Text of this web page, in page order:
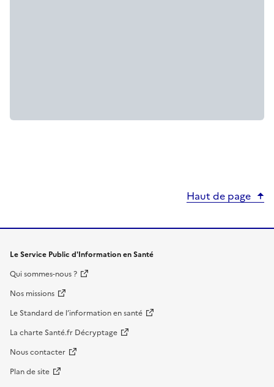
Haut de page
Le Service Public d'Information en Santé
Qui sommes-nous ?
Nos missions
Le Standard de l’information en santé
La charte Santé.fr Décryptage
Nous contacter
Plan de site